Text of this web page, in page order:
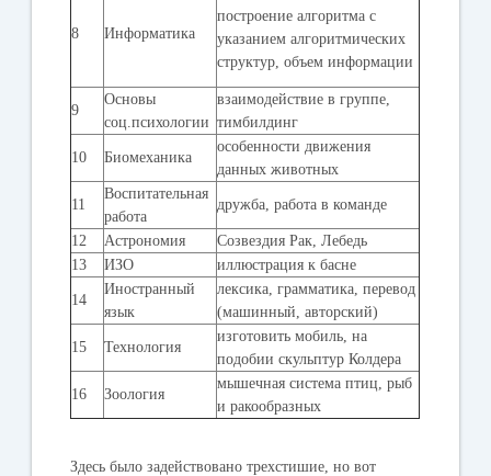
8 Информатика
построение алгоритма с
указанием алгоритмических
структур, объем информации
9
Основы
соц.психологии
взаимодействие в группе,
тимбилдинг
10 Биомеханика
особенности движения
данных животных
11
Воспитательная
работа
дружба, работа в команде
12 Астрономия
Созвездия Рак, Лебедь
13
ИЗО иллюстрация к басне
14
Иностранный
язык
лексика, грамматика, перевод
(машинный, авторский)
15 Технология
изготовить мобиль, на
подобии скульптур Колдера
16 Зоология
мышечная система птиц, рыб
и ракообразных
Здесь было задействовано трехстишие, но вот